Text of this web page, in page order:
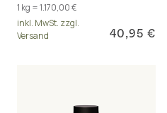
Astaxanthin.
1 kg = 1.170,00 €
inkl. MwSt. zzgl.
Versand
40,95 €